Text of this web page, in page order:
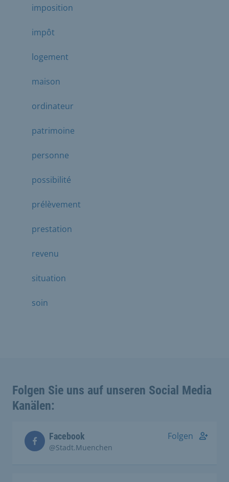
imposition
impôt
logement
maison
ordinateur
patrimoine
personne
possibilité
prélèvement
prestation
revenu
situation
soin
Folgen Sie uns auf unseren Social Media
Kanälen:
Facebook
@Stadt.Muenchen
Folgen